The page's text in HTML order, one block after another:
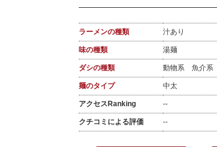
ラーメンの種類 汁あり
味の種類 湯麺
ダシの種類 動物系 魚介系
麺のタイプ 中太
アクセスRanking --
クチコミによる評価 --